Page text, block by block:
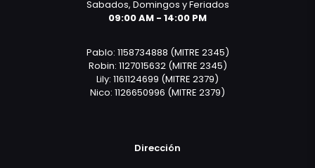
Sabados, Domingos y Feriados
09:00 AM - 14:00 PM
Pablo: 1158734888 (MITRE 2345)
Robin: 1127015632 (MITRE 2345)
Lily: 1161124699 (MITRE 2379)
Nico: 1126650996 (MITRE 2379)
Dirección